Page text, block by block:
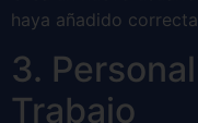
haya añadido
3.
Trabajo